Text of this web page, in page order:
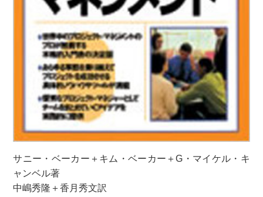
サニー・ベーカー＋キム・ベーカー＋G・マイケル・キ
ャンベル著
中嶋秀隆＋香月秀文訳